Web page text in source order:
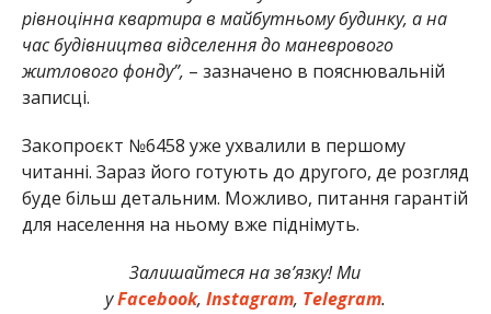
рівноцінна квартира в майбутньому будинку, а на
час будівництва відселення до маневрового
житлового фонду”, – зазначено в пояснювальній
записці.
Закопроєкт №6458 уже ухвалили в першому
читанні. Зараз його готують до другого, де розгляд
буде більш детальним. Можливо, питання гарантій
для населення на ньому вже піднімуть.
Залишайтеся на зв’язку! Ми
уFacebook, Instagram, Telegram.